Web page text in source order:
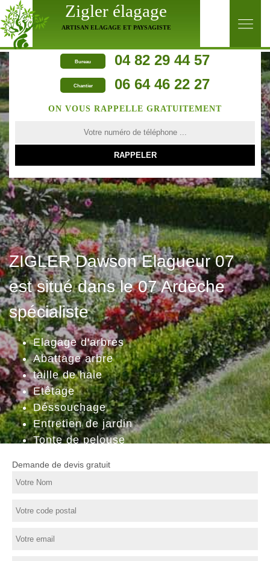
Zigler élagage
ARTISAN ELAGAGE ET PAYSAGISTE
Bureau 04 82 29 44 57
Chantier 06 64 46 22 27
ZIGLER Dawson Elagueur 07
est situé dans le 07 Ardèche
spécialiste
Elagage d'arbres
Abattage arbre
taille de haie
Etêtage
Déssouchage
Entretien de jardin
Tonte de pelouse
ON VOUS RAPPELLE GRATUITEMENT
Demande de devis gratuit